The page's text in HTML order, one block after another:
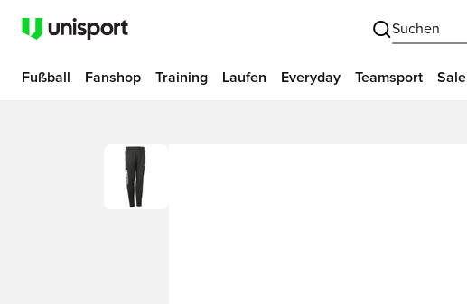
Suchen
Fußball Fanshop Training Laufen Everyday Teamsport Sale